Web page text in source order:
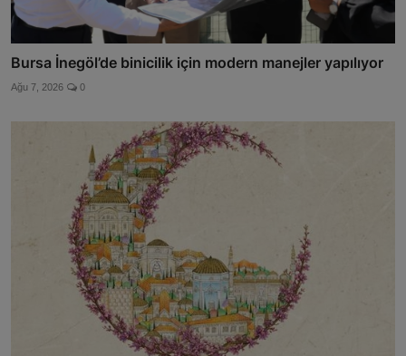
Bursa İnegöl’de binicilik için modern manejler yapılıyor
Ağu 7, 2026 0